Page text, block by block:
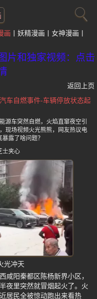
画 妖精漫画
女神漫画
片和独家视频：点击
返回上页
车自燃事件-车辆停放状态起
源车突然自燃，火焰直窜夜空引
现场视频火光熊熊，网友热议电
露了啥问题？
士夹心
光冲天
咸阳秦都区陈杨新界小区，
夜里突然就冒烟起火了。火
居民全被惊动跑出来看热